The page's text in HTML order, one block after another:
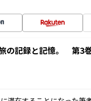
の記録と記憶。 第3